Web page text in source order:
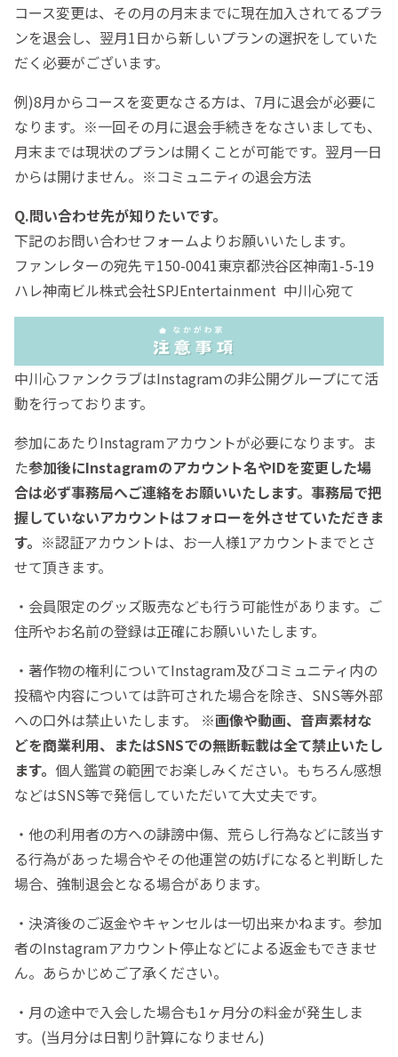
コース変更は、その月の月末までに現在加入されてるプラ
ンを退会し、翌月1日から新しいプランの選択をしていた
だく必要がございます。
例)8月からコースを変更なさる方は、7月に退会が必要に
なります。※一回その月に退会手続きをなさいましても、
月末までは現状のプランは開くことが可能です。翌月一日
からは開けません。※コミュニティの退会方法
Q.問い合わせ先が知りたいです。
下記のお問い合わせフォームよりお願いいたします。
ファンレターの宛先〒150-0041東京都渋谷区神南1-5-19
ハレ神南ビル株式会社SPJEntertainment 中川心宛て
中川心ファンクラブはInstagraｍの非公開グループにて活
動を行っております。
参加にあたりInstagramアカウントが必要になります。ま
た参加後にInstagramのアカウント名やIDを変更した場
合は必ず事務局へご連絡をお願いいたします。事務局で把
握していないアカウントはフォローを外させていただきま
す。 ※認証アカウントは、お一人様1アカウントまでとさ
せて頂きます。
・会員限定のグッズ販売なども行う可能性があります。ご
住所やお名前の登録は正確にお願いいたします。
・著作物の権利についてInstagram及びコミュニティ内の
投稿や内容については許可された場合を除き、SNS等外部
への口外は禁止いたします。
※画像や動画、音声素材な
どを商業利用、またはSNSでの無断転載は全て禁止いたし
ます。 個人鑑賞の範囲でお楽しみください。もちろん感想
などはSNS等で発信していただいて大丈夫です。
・他の利用者の方への誹謗中傷、荒らし行為などに該当す
る行為があった場合やその他運営の妨げになると判断した
場合、強制退会となる場合があります。
・決済後のご返金やキャンセルは一切出来かねます。参加
者のInstagramアカウント停止などによる返金もできませ
ん。あらかじめご了承ください。
・月の途中で入会した場合も1ヶ月分の料金が発生しま
す。(当月分は日割り計算になりません)